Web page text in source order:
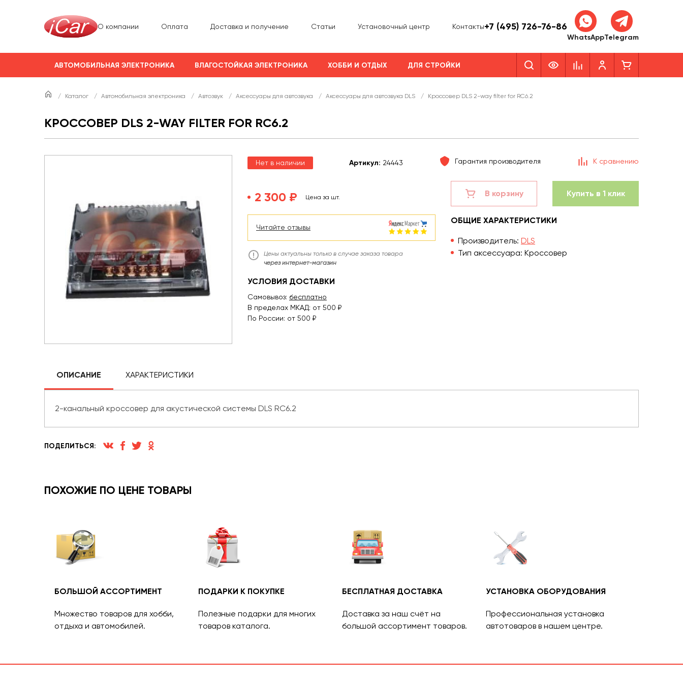
О компании Оплата Доставка и получение Статьи Установочный центр Контакты+7 (495) 726-76-86
WhatsAppTelegram
АВТОМОБИЛЬНАЯ ЭЛЕКТРОНИКА ВЛАГОСТОЙКАЯ ЭЛЕКТРОНИКА ХОББИ И ОТДЫХ ДЛЯ СТРОЙКИ
/ Каталог / Автомобильная электроника / Автозвук / Аксессуары для автозвука / Аксессуары для автозвука DLS / Кроссовер DLS 2-way filter for RC6.2
КРОССОВЕР DLS 2-WAY FILTER FOR RC6.2
Нет в наличии Артикул: 24443 Гарантия производителя К сравнению
2 300 ₽ Цена за шт.
Читайте отзывы
Цены актуальны только в случае заказа товара
через интернет-магазин
УСЛОВИЯ ДОСТАВКИ
Самовывоз: бесплатно
В пределах МКАД: от 500 ₽
По России: от 500 ₽
В корзину Купить в 1 клик
ОБЩИЕ ХАРАКТЕРИСТИКИ
Производитель: DLS
Тип аксессуара: Кроссовер
ОПИСАНИЕ ХАРАКТЕРИСТИКИ
2-канальный кроссовер для акустической системы DLS RC6.2
ПОДЕЛИТЬСЯ:
ПОХОЖИЕ ПО ЦЕНЕ ТОВАРЫ
БОЛЬШОЙ АССОРТИМЕНТ
Множество товаров для хобби,
отдыха и автомобилей.
ПОДАРКИ К ПОКУПКЕ
Полезные подарки для многих
товаров каталога.
БЕСПЛАТНАЯ ДОСТАВКА
Доставка за наш счёт на
большой ассортимент товаров.
УСТАНОВКА ОБОРУДОВАНИЯ
Профессиональная установка
автотоваров в нашем центре.